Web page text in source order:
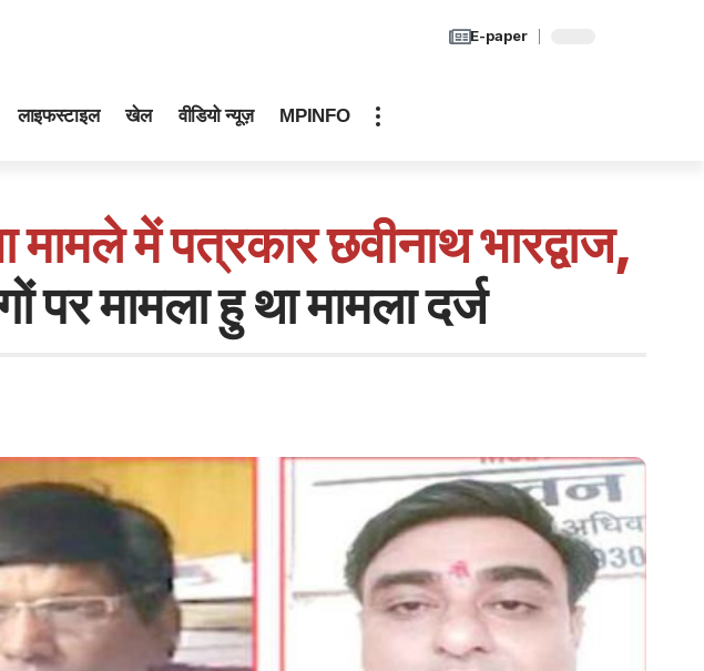
E-paper
लाइफस्टाइल खेल वीडियो न्यूज़ MPINFO
में पत्रकार छवीनाथ भारद्वाज,
पर मामला हु था मामला दर्ज